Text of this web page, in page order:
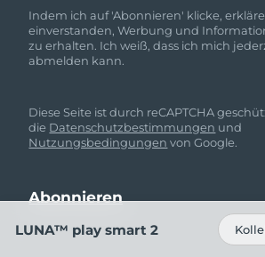
Indem ich auf 'Abonnieren' klicke,
einverstanden, Werbung und
zu erhalten. Ich weiß, dass ich mich
abmelden kann.
Diese Seite ist durch reCAPTCHA
die Datenschutzbestimmungen und
Nutzungsbedingungen von Google.
LUNA™ play smart 2